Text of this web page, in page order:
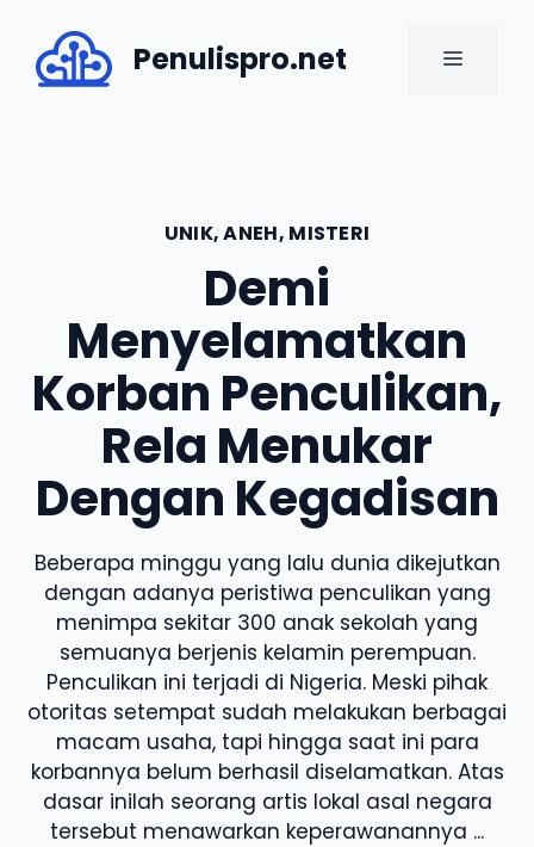
content
Penulispro.net MENU
UNIK, ANEH, MISTERI
Demi
Menyelamatkan
Korban Penculikan,
Rela Menukar
Dengan Kegadisan
Beberapa minggu yang lalu dunia dikejutkan
dengan adanya peristiwa penculikan yang
menimpa sekitar 300 anak sekolah yang
semuanya berjenis kelamin perempuan.
Penculikan ini terjadi di Nigeria. Meski pihak
otoritas setempat sudah melakukan berbagai
macam usaha, tapi hingga saat ini para
korbannya belum berhasil diselamatkan. Atas
dasar inilah seorang artis lokal asal negara
tersebut menawarkan keperawanannya ...